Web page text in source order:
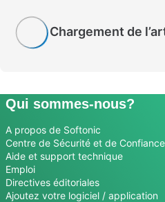
Chargement de
Qui sommes-nous?
A propos de Softonic
Centre de Sécurité et de Confiance
Aide et support technique
Emploi
Directives éditoriales
Ajoutez votre logiciel / application